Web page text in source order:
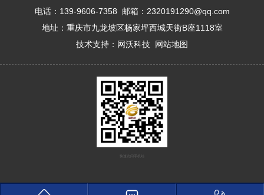
电话：139-9606-7358 邮箱：2320191290@qq.com
地址：重庆市九龙坡区杨家坪西城天街B座1118室
技术支持： 网沃科技 网站地图